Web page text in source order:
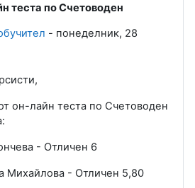
теста по Счетоводен
- понеделник, 28
он-лайн теста по Счетоводен
- Отличен 6
Михайлова - Отличен 5,80